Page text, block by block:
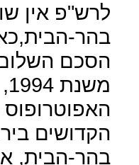
לרש"פ אין
בהר-
הסכם השלום
הקדושים
בהר-הבית,